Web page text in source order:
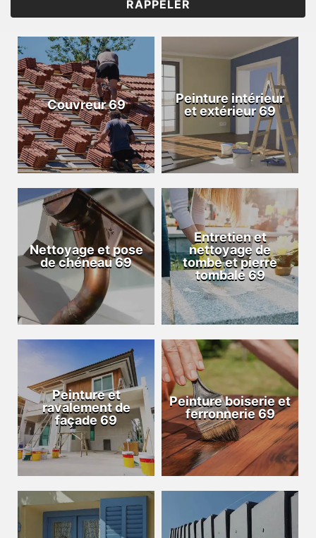
Couvreur 69
Peinture intérieur
et extérieur 69
Nettoyage et pose
de chéneau 69
Entretien et
nettoyage de
tombe et pierre
tombale 69
Peinture et
ravalement de
façade 69
Peinture boiserie et
ferronnerie 69